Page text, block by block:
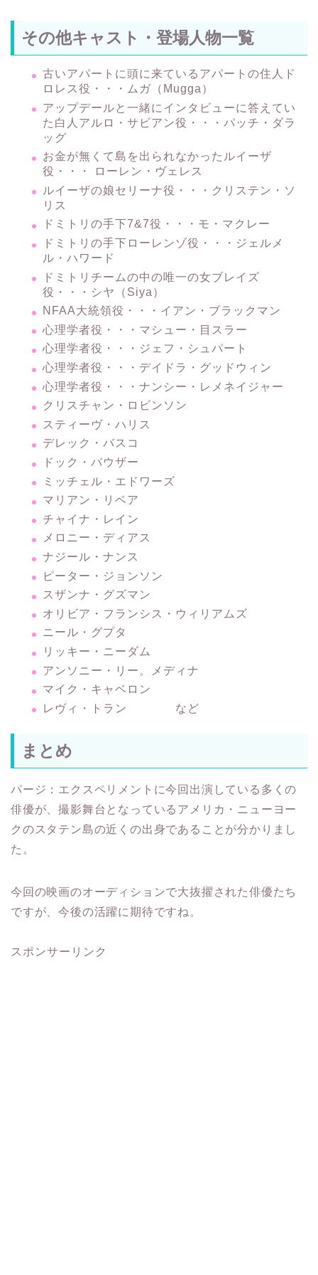
その他キャスト・登場人物一覧
古いアパートに頭に来ているアパートの住人ド
ロレス役・・・ムガ（Mugga）
アップデールと一緒にインタビューに答えてい
た白人アルロ・サビアン役・・・パッチ・ダラ
ッグ
お金が無くて島を出られなかったルイーザ
役・・・ ローレン・ヴェレス
ルイーザの娘セリーナ役・・・クリステン・ソ
リス
ドミトリの手下7&7役・・・モ・マクレー
ドミトリの手下ローレンゾ役・・・ジェルメ
ル・ハワード
ドミトリチームの中の唯一の女ブレイズ
役・・・シヤ（Siya）
NFAA大統領役・・・イアン・ブラックマン
心理学者役・・・マシュー・目スラー
心理学者役・・・ジェフ・シュパート
心理学者役・・・デイドラ・グッドウィン
心理学者役・・・ナンシー・レメネイジャー
クリスチャン・ロビンソン
スティーヴ・ハリス
デレック・バスコ
ドック・バウザー
ミッチェル・エドワーズ
マリアン・リベア
チャイナ・レイン
メロニー・ディアス
ナジール・ナンス
ピーター・ジョンソン
スザンナ・グズマン
オリビア・フランシス・ウィリアムズ
ニール・グプタ
リッキー・ニーダム
アンソニー・リー。メディナ
マイク・キャベロン
レヴィ・トラン など
まとめ
パージ：エクスペリメントに今回出演している多くの
俳優が、撮影舞台となっているアメリカ・ニューヨー
クのスタテン島の近くの出身であることが分かりまし
た。
今回の映画のオーディションで大抜擢された俳優たち
ですが、今後の活躍に期待ですね。
スポンサーリンク